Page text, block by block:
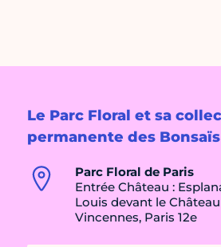
Le Parc Floral et sa
permanente des Bonsaïs
Parc Floral de Paris
Entrée Château :
Louis devant le
Vincennes, Paris 12e